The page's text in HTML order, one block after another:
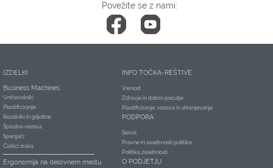
Povežite se z nami:
IZDELKI
Business Machines
Uničevalniki
Plastificiranje
Rezalniki in giljotine
Špiralna vezava
Spenjači
Čistilci zraka
Ergonomija na delovnem mestu
INFO TOČKA-REŠTIVE
Varnost
Zdravje in dobro počutje
Plastificiranje, vezava in shranjevanje
PODPORA
Servis
Pravne in zasebnosti politike
Politika zasebnosti
O PODJETJU